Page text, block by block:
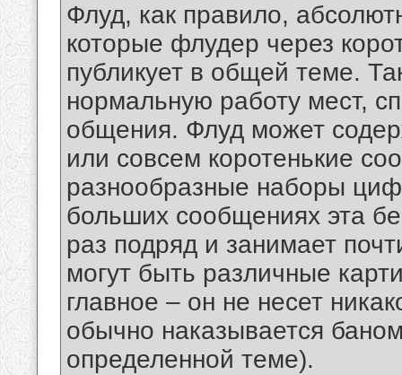
Флуд, как правило,
которые флудер через
публикует в общей теме.
нормальную работу мест,
общения. Флуд может
или совсем коротенькие
разнообразные наборы
больших сообщениях эта
раз подряд и занимает
могут быть различные
главное – он не несет
обычно наказывается
определенной теме).